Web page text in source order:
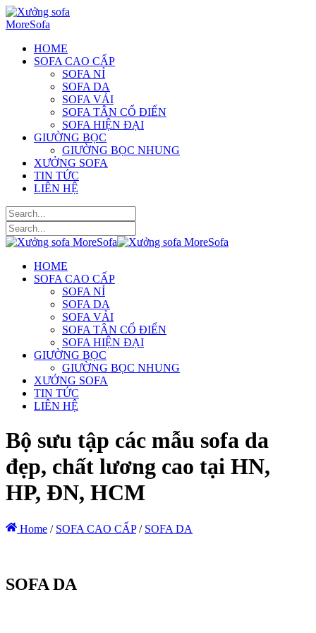
HOME
SOFA CAO CẤP
SOFA NỈ
SOFA DA
SOFA VẢI
SOFA TÂN CỔ ĐIỂN
SOFA HIỆN ĐẠI
GIƯỜNG BỌC
GIƯỜNG BỌC NHUNG
XƯỞNG SOFA
TIN TỨC
LIÊN HỆ
HOME
SOFA CAO CẤP
SOFA NỈ
SOFA DA
SOFA VẢI
SOFA TÂN CỔ ĐIỂN
SOFA HIỆN ĐẠI
GIƯỜNG BỌC
GIƯỜNG BỌC NHUNG
XƯỞNG SOFA
TIN TỨC
LIÊN HỆ
Bộ sưu tập các mẫu sofa da
đẹp, chất lương cao tại HN,
HP, ĐN, HCM
Home / SOFA CAO CẤP / SOFA DA
SOFA DA